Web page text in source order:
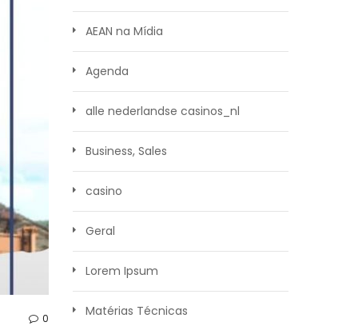
0
AEAN na Mídia
Agenda
alle nederlandse casinos_nl
Business, Sales
casino
Geral
Lorem Ipsum
Matérias Técnicas